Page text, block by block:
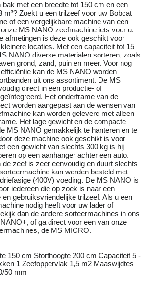
bak met een breedte tot 150 cm en een
m³? Zoekt u een trilzeef voor uw Bobcat
of een vergelijkbare machine van een
MS NANO zeefmachine iets voor u.
afmetingen is deze ook geschikt voor
locaties. Met een capaciteit tot 15
NANO diverse materialen sorteren, zoals
grond, zand, puin en meer. Voor nog
kan de MS NANO worden
uit ons assortiment. De MS
direct in een productie- of
Het onderframe van de
worden aangepast aan de wensen van
kan worden geleverd met alleen
Het lage gewicht en de compacte
MS NANO gemakkelijk te hanteren en te
deze machine ook geschikt is voor
een gewicht van slechts 300 kg is hij
op een aanhanger achter een auto.
zeef is zeer eenvoudig en duurt slechts
kan worden besteld met
(400V) voeding. De MS NANO is
iedereen die op zoek is naar een
gebruiksvriendelijke trilzeef. Als u een
nodig heeft voor uw lader of
dan de andere sorteermachines in ons
of ga direct voor een van onze
de MS MICRO.
150 cm Storthoogte 200 cm Capaciteit 5 -
1 Zeefoppervlak 1,5 m2 Maaswijdtes
50 mm